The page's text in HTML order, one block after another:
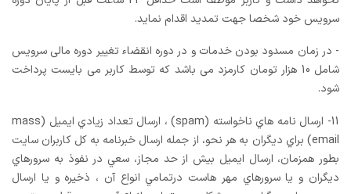
سرویس خود شخصا جهت تمدید اقدام نماید.
- در زمان مسدود بودن خدمات و در دوره انقضاء تغییر دوره مالی سرویس
شامل 10 هزار تومان کارمزد می باشد که توسط کاربر می بایست پرداخت
شود.
11- ارسال نامه هاي ناخواسته (spam) ، ارسال تعداد زيادي ايميل (mass
email) براي ديگران به هر نحو، از جمله ارسال خبرنامه به کل کاربران سايت
بطور همزمان، ارسال ايميل بيش از حد مجاز، سعي در نفوذ به سرورهاي
ديگران و يا سرورهاي مهر هاست درتمامي انواع آن ، ذخيره و يا ارسال